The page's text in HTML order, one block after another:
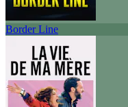
Border Line